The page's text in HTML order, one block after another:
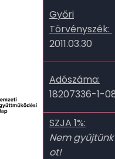
Győri
Törvényszék:
2011.03.30
Adószáma:
18207336-1-
SZJA 1%:
Nem gyűjtünk
ot!